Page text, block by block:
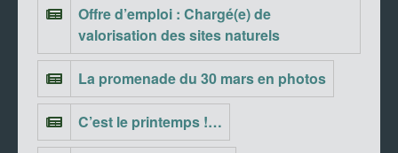
Offre d’emploi : Chargé(e) de
valorisation des sites naturels
La promenade du 30 mars en photos
C’est le printemps !…